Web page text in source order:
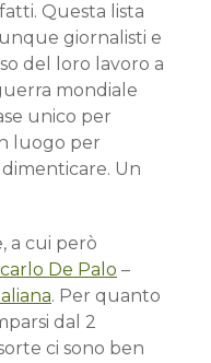
Questa lista
giornalisti e
del loro lavoro a
mondiale
unico per
luogo per
Un
a cui però
De Palo –
. Per quanto
dal 2
ci sono ben